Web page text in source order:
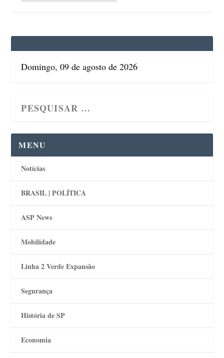
Domingo, 09 de agosto de 2026
MENU
Notícias
BRASIL | POLÍTICA
ASP News
Mobilidade
Linha 2 Verde Expansão
Segurança
História de SP
Economia